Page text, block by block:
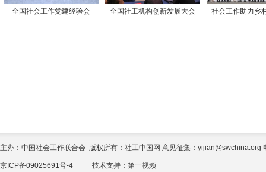
全国社会工作党建经验会 全国社工机构创新发展大会 社会工作助力乡
主办：中国社会工作联合会 版权所有：社工中国网 意见征集：yijian@swchina.org
京ICP备09025691号-4 技术支持： 第一视频